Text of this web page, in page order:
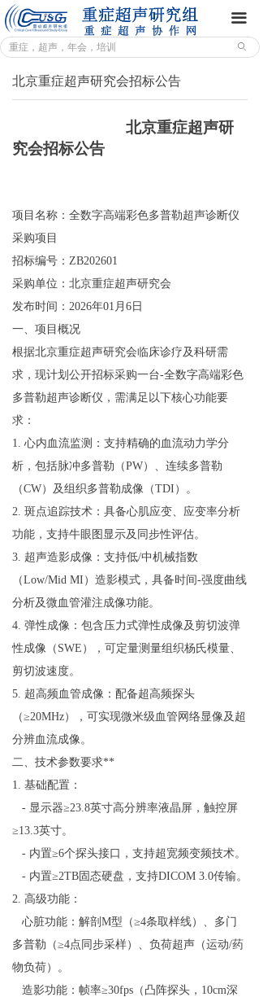
끀
重症超声研究组
前沿动态
专业园地
课程体系
培训架构
培训通知
鸣谢页面
人才招聘
杂志社
ꄙ
北京重症超声研究会招标公告
北京重症超声研
究会招标公告
项目名称：全数字高端彩色多普勒超声诊断仪
采购项目
招标编号： ZB202601
采购单位： 北京重症超声研究会
发布时间：2026年01 月 6 日
一、项目概况
根据北京重症超声研究会临床诊疗及科研需
求，现计划公开招标采购一台-全数字高端彩色
多普勒超声诊断仪，需满足以下核心功能要
求：
1. 心内血流监测：支持精确的血流动力学分
析，包括脉冲多普勒（PW）、连续多普勒
（CW）及组织多普勒成像（TDI）。
2. 斑点追踪技术：具备心肌应变、应变率分析
功能，支持牛眼图显示及同步性评估。
3. 超声造影成像：支持低/中机械指数
（Low/Mid MI）造影模式，具备时间-强度曲线
分析及微血管灌注成像功能。
4. 弹性成像：包含压力式弹性成像及剪切波弹
性成像（SWE），可定量测量组织杨氏模量、
剪切波速度。
5. 超高频血管成像：配备超高频探头
（≥20MHz），可实现微米级血管网络显像及超
分辨血流成像。
二、技术参数要求**
1. 基础配置：
- 显示器≥23.8英寸高分辨率液晶屏，触控屏
≥13.3英寸。
- 内置≥6个探头接口，支持超宽频变频技术。
- 内置≥2TB固态硬盘，支持DICOM 3.0传输。
2. 高级功能：
心脏功能：解剖M型（≥4条取样线）、多门
多普勒（≥4点同步采样）、负荷超声（运动/药
物负荷）。
造影功能：帧率≥30fps（凸阵探头，10cm深